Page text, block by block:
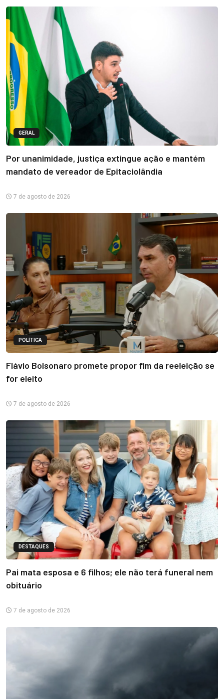
GERAL
Por unanimidade, justiça extingue ação e mantém
mandato de vereador de Epitaciolândia
7 de agosto de 2026
POLÍTICA
Flávio Bolsonaro promete propor fim da reeleição se
for eleito
7 de agosto de 2026
DESTAQUES
Pai mata esposa e 6 filhos; ele não terá funeral nem
obituário
7 de agosto de 2026